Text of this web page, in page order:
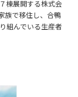
棟展開する株式会
族で移住し、合鴨
組んでいる生産者